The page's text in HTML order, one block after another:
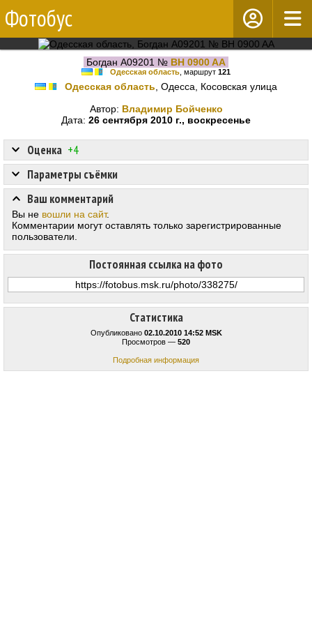
Фотобус
Богдан А09201 № BH 0900 AA
Одесская область , маршрут 121
Одесская область , Одесса, Косовская улица
Автор: Владимир Бойченко
Дата: 26 сентября 2010 г., воскресенье
Статистика
Опубликовано 02.10.2010 14:52 MSK
Просмотров — 520
Подробная информация
Оценка +4
Постоянная ссылка на фото
Параметры съёмки
Ваш комментарий
Вы не вошли на сайт.
Комментарии могут оставлять только зарегистрированные
пользователи.